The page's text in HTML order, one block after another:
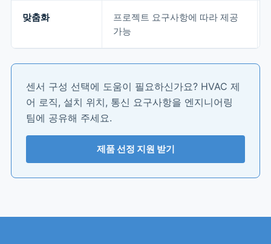
맞춤화
프로젝트 요구사항에 따라 제공
가능
센서 구성 선택에 도움이 필요하신가요? HVAC 제
어 로직, 설치 위치, 통신 요구사항을 엔지니어링
팀에 공유해 주세요.
제품 선정 지원 받기